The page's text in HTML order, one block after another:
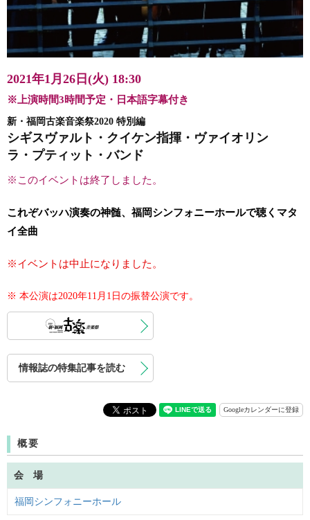
2021年1月26日(火) 18:30
※上演時間3時間予定・日本語字幕付き
新・福岡古楽音楽祭2020 特別編
シギスヴァルト・クイケン指揮・ヴァイオリン
ラ・プティット・バンド
※このイベントは終了しました。
これぞバッハ演奏の神髄、福岡シンフォニーホールで聴くマタ
イ全曲
※イベントは中止になりました。
※ 本公演は2020年11月1日の振替公演です。
情報誌の特集記事を読む
Googleカレンダーに登録
概要
会 場
福岡シンフォニーホール